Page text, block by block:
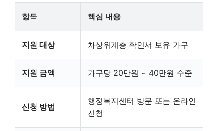
항목 핵심 내용
지원 대상 차상위계층 확인서 보유 가구
지원 금액 가구당 20만원 ~ 40만원 수준
신청 방법
행정복지센터 방문 또는 온라인
신청